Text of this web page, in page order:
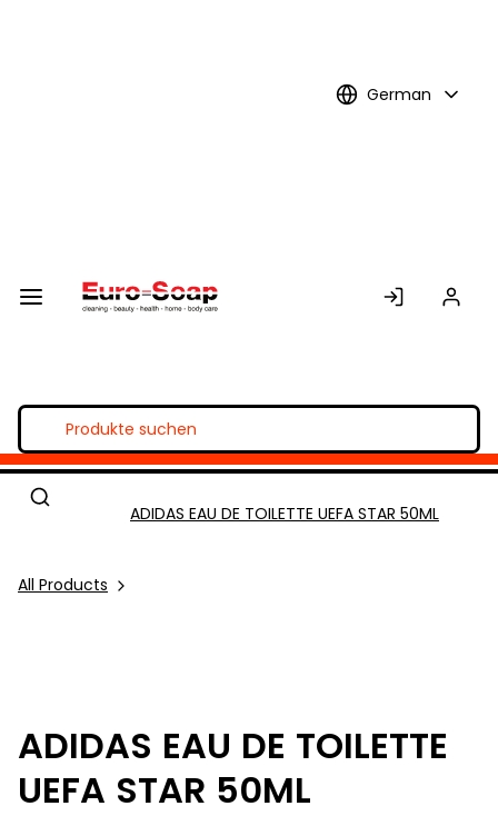
German
All Products
ADIDAS EAU DE TOILETTE UEFA STAR 50ML
ADIDAS EAU DE TOILETTE
UEFA STAR 50ML